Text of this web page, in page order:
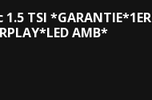
TSI *GARANTIE*1ER
AMB*